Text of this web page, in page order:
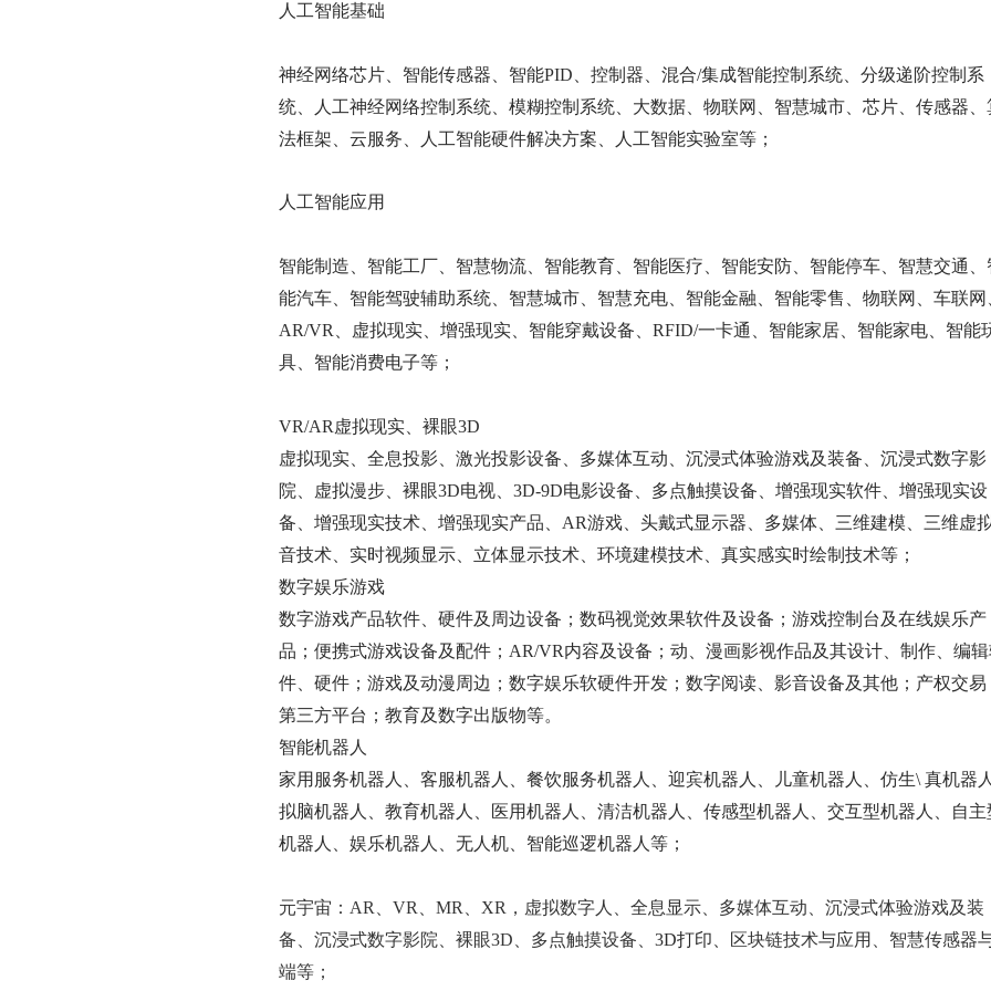
人工智能基础
神经网络芯片、智能传感器、智能PID、控制器、混合/集成智能控制系统、分级递阶控制系
统、人工神经网络控制系统、模糊控制系统、大数据、物联网、智慧城市、芯片、传感器、
法框架、云服务、人工智能硬件解决方案、人工智能实验室等；
人工智能应用
智能制造、智能工厂、智慧物流、智能教育、智能医疗、智能安防、智能停车、智慧交通、
能汽车、智能驾驶辅助系统、智慧城市、智慧充电、智能金融、智能零售、物联网、车联网
AR/VR、虚拟现实、增强现实、智能穿戴设备、RFID/一卡通、智能家居、智能家电、智能
具、智能消费电子等；
VR/AR虚拟现实、裸眼3D
虚拟现实、全息投影、激光投影设备、多媒体互动、沉浸式体验游戏及装备、沉浸式数字影
院、虚拟漫步、裸眼3D电视、3D-9D电影设备、多点触摸设备、增强现实软件、增强现实设
备、增强现实技术、增强现实产品、AR游戏、头戴式显示器、多媒体、三维建模、三维虚
音技术、实时视频显示、立体显示技术、环境建模技术、真实感实时绘制技术等；
数字娱乐游戏
数字游戏产品软件、硬件及周边设备；数码视觉效果软件及设备；游戏控制台及在线娱乐产
品；便携式游戏设备及配件； AR/VR内容及设备；动、漫画影视作品及其设计、制作、编
件、硬件；游戏及动漫周边；数字娱乐软硬件开发；数字阅读、影音设备及其他；产权交易
第三方平台；教育及数字出版物等。
智能机器人
家用服务机器人、客服机器人、餐饮服务机器人、迎宾机器人、儿童机器人、仿生\ 真机器人
拟脑机器人、教育机器人、医用机器人、清洁机器人、传感型机器人、交互型机器人、自主
机器人、娱乐机器人、无人机、智能巡逻机器人等；
元宇宙： AR、VR、MR、XR，虚拟数字人、全息显示、多媒体互动、沉浸式体验游戏及装
备、沉浸式数字影院、裸眼3D、多点触摸设备
3D打印、 区块链技术与应用
智慧传感器
端等；